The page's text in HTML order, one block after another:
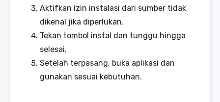
Aktifkan izin instalasi dari sumber tidak
dikenal jika diperlukan.
Tekan tombol instal dan tunggu hingga
selesai.
Setelah terpasang, buka aplikasi dan
gunakan sesuai kebutuhan.